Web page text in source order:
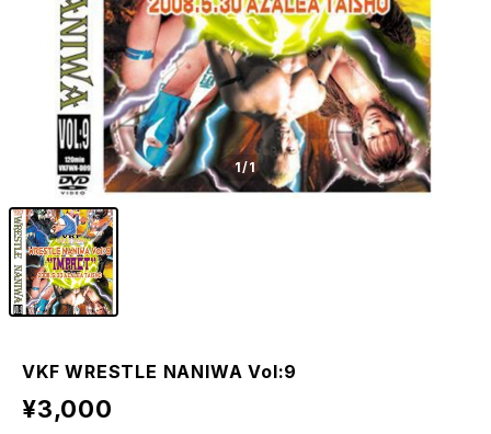
1/1
VKF WRESTLE NANIWA Vol:9
¥3,000